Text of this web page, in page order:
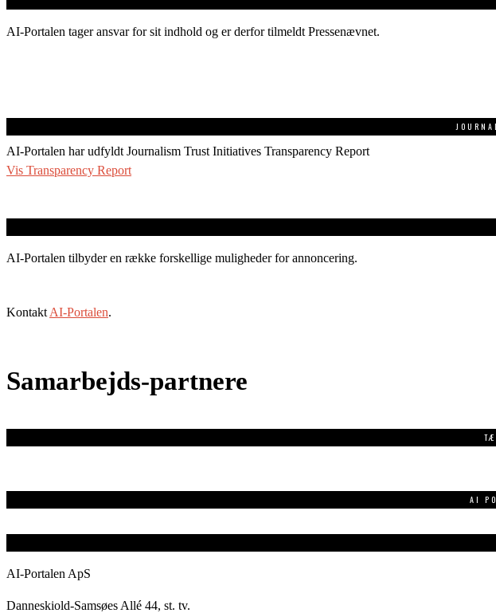
AI-Portalen tager ansvar for sit indhold og er derfor tilmeldt Pressenævnet.
AI-Portalen har udfyldt Journalism Trust Initiatives Transparency Report
Vis Transparency Report
AI-Portalen tilbyder en række forskellige muligheder for annoncering.
Kontakt AI-Portalen.
Samarbejds-partnere
AI
AI-Portalen ApS
Danneskiold-Samsøes Allé 44, st. tv.